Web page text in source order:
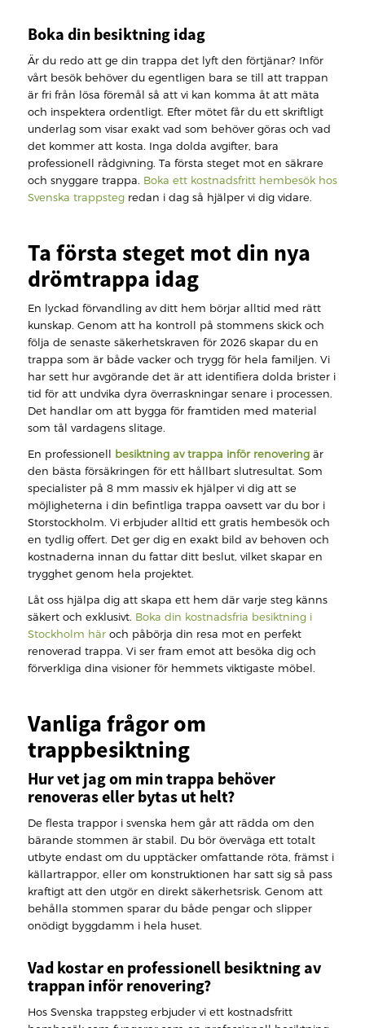
Boka din besiktning idag
Är du redo att ge din trappa det lyft den förtjänar? Inför
vårt besök behöver du egentligen bara se till att trappan
är fri från lösa föremål så att vi kan komma åt att mäta
och inspektera ordentligt. Efter mötet får du ett skriftligt
underlag som visar exakt vad som behöver göras och vad
det kommer att kosta. Inga dolda avgifter, bara
professionell rådgivning. Ta första steget mot en säkrare
och snyggare trappa. Boka ett kostnadsfritt hembesök hos
Svenska trappstegredan i dag så hjälper vi dig vidare.
Ta första steget mot din nya
drömtrappa idag
En lyckad förvandling av ditt hem börjar alltid med rätt
kunskap. Genom att ha kontroll på stommens skick och
följa de senaste säkerhetskraven för 2026 skapar du en
trappa som är både vacker och trygg för hela familjen. Vi
har sett hur avgörande det är att identifiera dolda brister i
tid för att undvika dyra överraskningar senare i processen.
Det handlar om att bygga för framtiden med material
som tål vardagens slitage.
En professionell besiktning av trappa inför renoveringär
den bästa försäkringen för ett hållbart slutresultat. Som
specialister på 8 mm massiv ek hjälper vi dig att se
möjligheterna i din befintliga trappa oavsett var du bor i
Storstockholm. Vi erbjuder alltid ett gratis hembesök och
en tydlig offert. Det ger dig en exakt bild av behoven och
kostnaderna innan du fattar ditt beslut, vilket skapar en
trygghet genom hela projektet.
Låt oss hjälpa dig att skapa ett hem där varje steg känns
säkert och exklusivt. Boka din kostnadsfria besiktning i
Stockholm häroch påbörja din resa mot en perfekt
renoverad trappa. Vi ser fram emot att besöka dig och
förverkliga dina visioner för hemmets viktigaste möbel.
Vanliga frågor om
trappbesiktning
Hur vet jag om min trappa behöver
renoveras eller bytas ut helt?
De flesta trappor i svenska hem går att rädda om den
bärande stommen är stabil. Du bör överväga ett totalt
utbyte endast om du upptäcker omfattande röta, främst i
källartrappor, eller om konstruktionen har satt sig så pass
kraftigt att den utgör en direkt säkerhetsrisk. Genom att
behålla stommen sparar du både pengar och slipper
onödigt byggdamm i hela huset.
Vad kostar en professionell besiktning av
trappan inför renovering?
Hos Svenska trappsteg erbjuder vi ett kostnadsfritt